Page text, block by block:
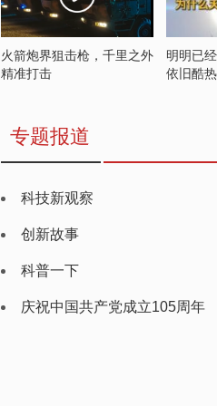
火箭炮界狙击枪，千里之外
精准打击
明明已
依旧酷
专题报道
科技新观察
创新故事
科普一下
庆祝中国共产党成立105周年